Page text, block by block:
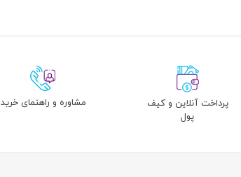
پرداخت آنلاین و کیف
پول
مشاوره و راهنمای خرید